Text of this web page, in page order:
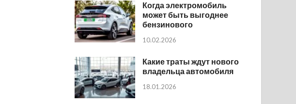
Когда электромобиль
может быть выгоднее
бензинового
10.02.2026
Какие траты ждут нового
владельца автомобиля
18.01.2026